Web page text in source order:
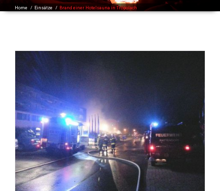
Home / Einsätze / Brand einer Hotelsauna in Tröpolach